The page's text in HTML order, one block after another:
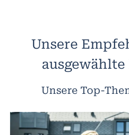
Unsere
ausgewählte
Unsere Top-